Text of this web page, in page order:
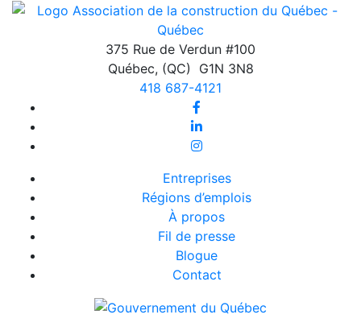
375 Rue de Verdun #100
Québec, (QC)
G1N 3N8
418 687-4121
Entreprises
Régions d’emplois
À propos
Fil de presse
Blogue
Contact